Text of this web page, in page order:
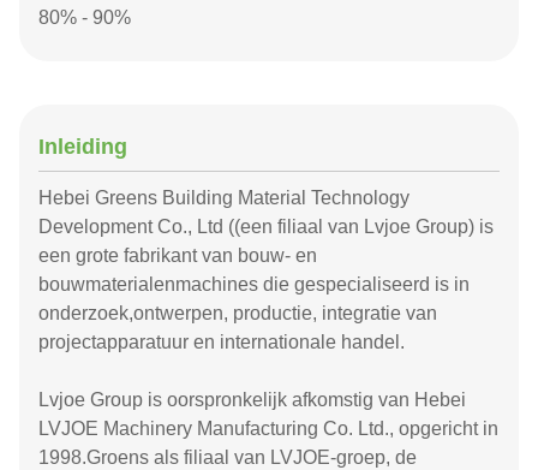
80% - 90%
Inleiding
Hebei Greens Building Material Technology
Development Co., Ltd ((een filiaal van Lvjoe Group) is
een grote fabrikant van bouw- en
bouwmaterialenmachines die gespecialiseerd is in
onderzoek,ontwerpen, productie, integratie van
projectapparatuur en internationale handel.
Lvjoe Group is oorspronkelijk afkomstig van Hebei
LVJOE Machinery Manufacturing Co. Ltd., opgericht in
1998.Groens als filiaal van LVJOE-groep, de